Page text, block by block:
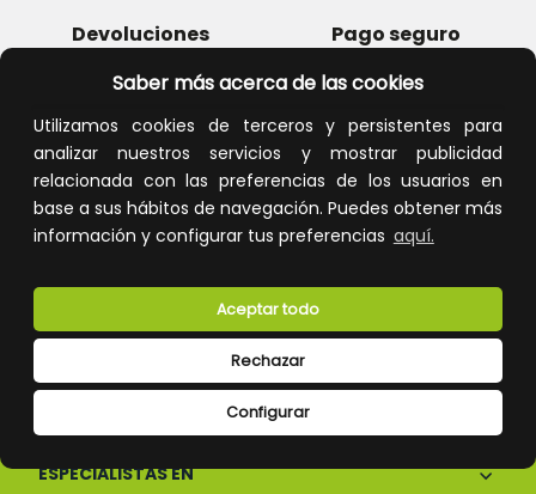
Saber más acerca de las cookies
Utilizamos cookies de terceros y persistentes para
analizar nuestros servicios y mostrar publicidad
relacionada con las preferencias de los usuarios en
base a sus hábitos de navegación. Puedes obtener más
información y configurar tus preferencias aquí.
Configurar
Rechazar
Aceptar todo
Devoluciones Pago seguro
Atención al cliente
ESPECIALISTAS EN